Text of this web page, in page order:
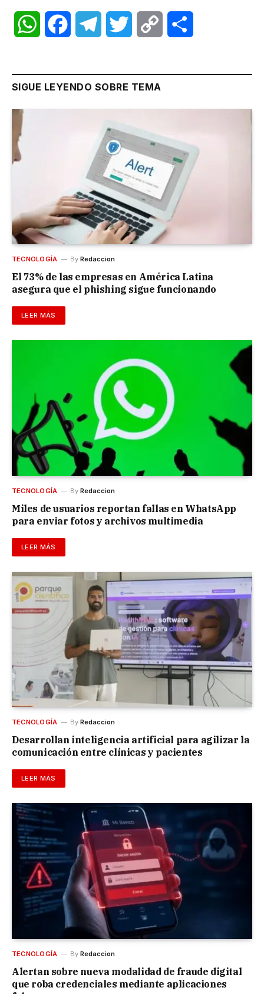
WhatsAppFacebookTelegramTwitter Copy
SIGUE LEYENDO SOBRE TEMA
TECNOLOGÍA By Redaccion
El 73% de las empresas en América Latina
asegura que el phishing sigue funcionando
LEER MÁS
TECNOLOGÍA By Redaccion
Miles de usuarios reportan fallas en WhatsApp
para enviar fotos y archivos multimedia
LEER MÁS
TECNOLOGÍA By Redaccion
Desarrollan inteligencia artificial para agilizar la
comunicación entre clínicas y pacientes
LEER MÁS
TECNOLOGÍA By Redaccion
Alertan sobre nueva modalidad de fraude digital
que roba credenciales mediante aplicaciones